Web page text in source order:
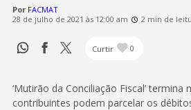
Por FACMAT
28 de julho de 2021 às 12:00 am
2 min de
Curtir 0
‘Mutirão da Conciliação Fiscal’ termina
contribuintes podem parcelar os